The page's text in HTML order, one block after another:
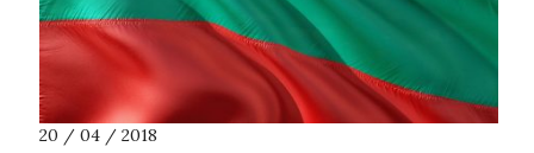
20 / 04 / 2018